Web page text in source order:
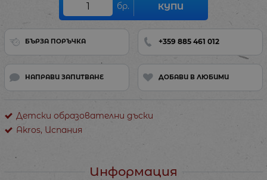
бр. КУПИ
БЪРЗА ПОРЪЧКА +359 885 461 012
НАПРАВИ ЗАПИТВАНЕ ДОБАВИ В ЛЮБИМИ
Детски образователни дъски
Akros, Испания
Информация